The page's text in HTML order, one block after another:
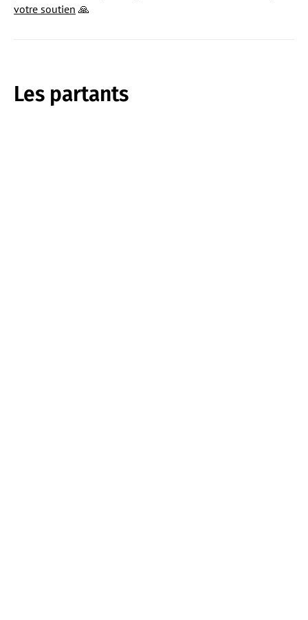
votre soutien 🙏
Les partants